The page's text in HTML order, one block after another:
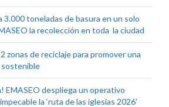
toneladas de basura en un solo
la recolección en toda la ciudad
zonas de reciclaje para promover una
sostenible
EMASEO despliega un operativo
la ‘ruta de las iglesias 2026’